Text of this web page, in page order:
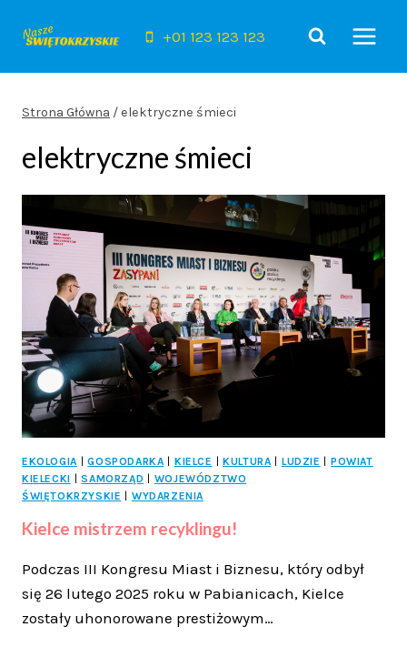
+01 123 123 123
Strona Główna /elektryczne śmieci
elektryczne śmieci
EKOLOGIA GOSPODARKA KIELCE KULTURA LUDZIE
POWIAT
KIELECKI
SAMORZĄD
WOJEWÓDZTWO
ŚWIĘTOKRZYSKIE
WYDARZENIA
Kielce mistrzem recyklingu!
Podczas III Kongresu Miast i Biznesu, który odbył
się 26 lutego 2025 roku w Pabianicach, Kielce
zostały uhonorowane prestiżowym…